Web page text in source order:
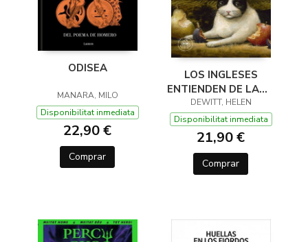
ODISEA
MANARA, MILO
Disponibilitat inmediata
22,90 €
Comprar
LOS INGLESES
ENTIENDEN DE LANA
(Y OTROS TRUCOS)
DEWITT, HELEN
Disponibilitat inmediata
21,90 €
Comprar